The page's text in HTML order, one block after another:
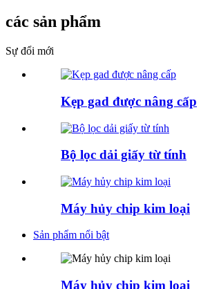
các sản phẩm
Sự đổi mới
Kẹp gad được nâng cấp
Bộ lọc dải giấy từ tính
Máy hủy chip kim loại
Sản phẩm nổi bật
Máy hủy chip kim loại